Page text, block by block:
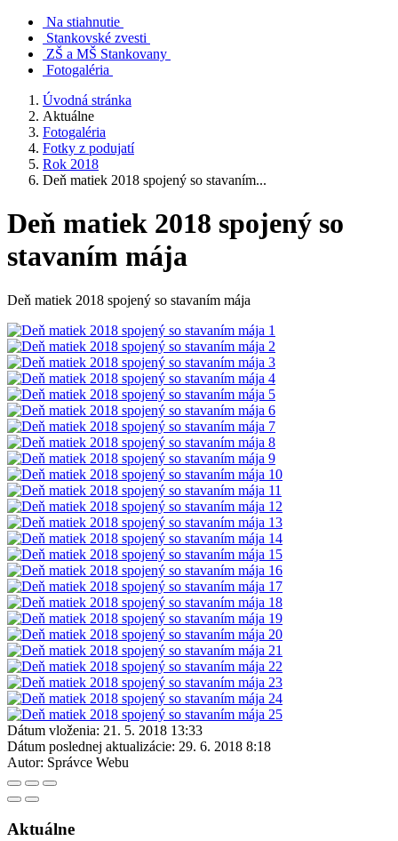
Na stiahnutie
Stankovské zvesti
ZŠ a MŠ Stankovany
Fotogaléria
Úvodná stránka
Aktuálne
Fotogaléria
Fotky z podujatí
Rok 2018
Deň matiek 2018 spojený so stavaním...
Deň matiek 2018 spojený so
stavaním mája
Deň matiek 2018 spojený so stavaním mája
Dátum vloženia: 21. 5. 2018 13:33
Dátum poslednej aktualizácie: 29. 6. 2018 8:18
Autor: Správce Webu
Aktuálne